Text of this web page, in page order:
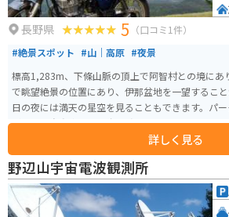
長野県 5 （口コミ1件）
#絶景スポット #山｜高原 #夜景
標高1,283m、下條山脈の頂上で阿智村との境にあ
で眺望絶景の位置にあり、伊那盆地を一望するこ
日の夜には満天の星空を見ることもできます。パ
があり、自動車で6～7台程度のスペースです。
詳しく見る
野辺山宇宙電波観測所